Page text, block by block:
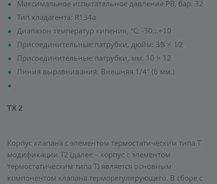
Максимальное испытательное давление PB, бар: 32
Тип хладагента: R134а
Диапазон температур кипения, °C: -30…+10
Присоединительные патрубки, дюйм: 3⁄8 × 1⁄2
Присоединительные патрубки, мм: 10 × 12
Линия выравнивания: Внешняя 1/4" (6 мм.)
TX 2
Корпус клапана с элементом термостатическим типа Т
модификации T2 (далее – корпус с элементом
термостатическим типа T) является основным
компонентом клапана терморегулирующего. В сборе с